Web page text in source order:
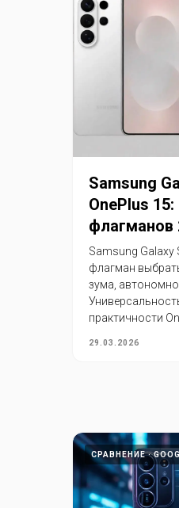
Samsung
OnePlus
флагманов
Samsung Galaxy
флагман
зума,
практичности
29.03.2026
СРАВНЕНИЕ